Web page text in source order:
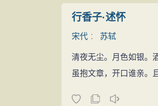
其间大有庄子化蝶、物
尖麦芒的批判全部驱逐
书法
苏轼还擅长行、楷书，
王僧虔、李邕、徐浩、
大渐近自然”；又云：“
同时展开，不但与苏轼
轼。王安石当时退休金
“一言而决”，苏轼得
轼坐牢103天，几次濒
轼才算躲过一劫。
行香子·述怀
宋代 ： 苏轼
清夜无尘。月色如银。
虽抱文章，开口谁亲。